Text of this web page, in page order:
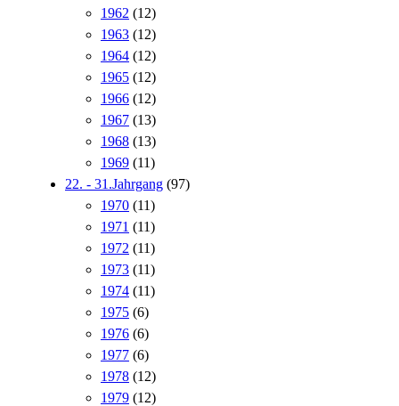
1962 (12)
1963 (12)
1964 (12)
1965 (12)
1966 (12)
1967 (13)
1968 (13)
1969 (11)
22. - 31.Jahrgang (97)
1970 (11)
1971 (11)
1972 (11)
1973 (11)
1974 (11)
1975 (6)
1976 (6)
1977 (6)
1978 (12)
1979 (12)